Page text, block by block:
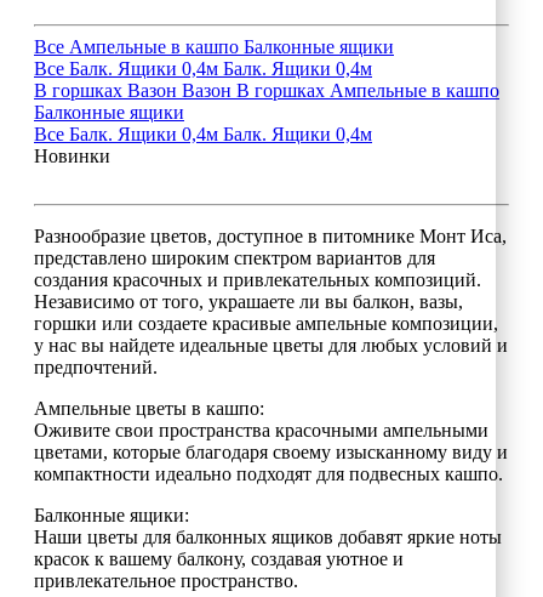
Все Ампельные в кашпо Балконные ящики
Все Балк. Ящики 0,4м Балк. Ящики 0,4м
В горшках Вазон Вазон В горшках Ампельные в кашпо
Балконные ящики
Все Балк. Ящики 0,4м Балк. Ящики 0,4м
Новинки
Разнообразие цветов, доступное в питомнике Монт Иса,
представлено широким спектром вариантов для
создания красочных и привлекательных композиций.
Независимо от того, украшаете ли вы балкон, вазы,
горшки или создаете красивые ампельные композиции,
у нас вы найдете идеальные цветы для любых условий и
предпочтений.
Ампельные цветы в кашпо:
Оживите свои пространства красочными ампельными
цветами, которые благодаря своему изысканному виду и
компактности идеально подходят для подвесных кашпо.
Балконные ящики:
Наши цветы для балконных ящиков добавят яркие ноты
красок к вашему балкону, создавая уютное и
привлекательное пространство.